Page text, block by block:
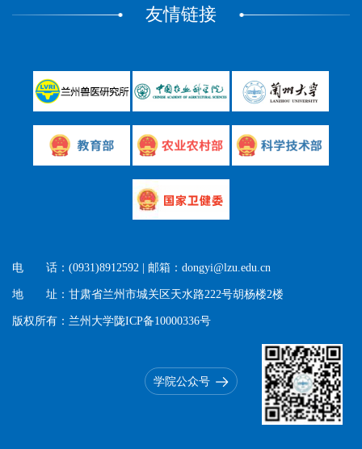
友情链接
电 话：(0931)8912592 | 邮箱：dongyi@lzu.edu.cn
地 址：甘肃省兰州市城关区天水路222号胡杨楼2楼
版权所有：兰州大学陇ICP备10000336号
学院公众号